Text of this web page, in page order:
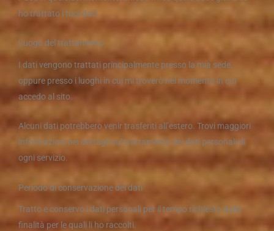
ho trattato i tuoi dati.
Luogo del trattamento
I dati vengono trattati principalmente presso la mia sede,
oppure presso i luoghi in cui mi troverò nel momento in cui
accedo al sito.
Alcuni dati potrebbero venir trasferiti all’estero. Trovi maggiori
informazioni nei dettagli sul trattamento dei dati personali di
ogni servizio.
Periodo di conservazione dei dati
Tratto e conservo i dati personali per il tempo richiesto dalle
finalità per le quali li ho raccolti.